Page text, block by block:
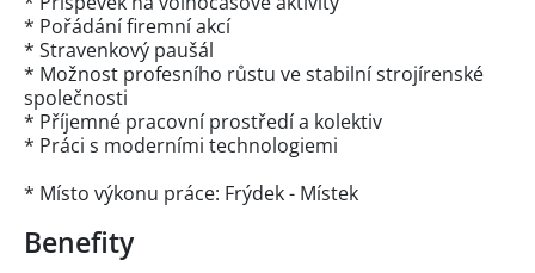
* Pořádání firemní akcí
* Stravenkový paušál
* Možnost profesního růstu ve stabilní strojírenské
společnosti
* Příjemné pracovní prostředí a kolektiv
* Práci s moderními technologiemi
* Místo výkonu práce: Frýdek - Místek
Benefity